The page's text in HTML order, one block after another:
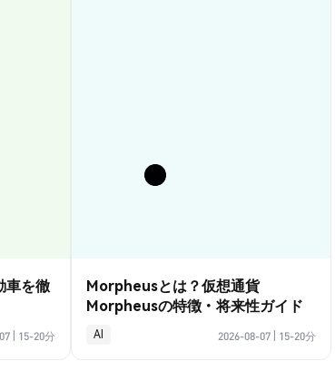
車を徹
15-20分
Morpheusとは？仮想通貨
Morpheusの特徴・将来性ガイド
AI 2026-08-07 15-20分